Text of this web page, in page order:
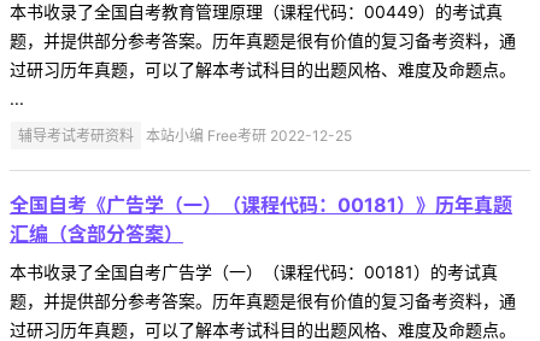
本书收录了全国自考教育管理原理（课程代码：00449）的考试真
题，并提供部分参考答案。历年真题是很有价值的复习备考资料，通
过研习历年真题，可以了解本考试科目的出题风格、难度及命题点。
...
辅导考试考研资料 本站小编 Free考研 2022-12-25
全国自考《广告学（一）（课程代码：00181）》历年真题
汇编（含部分答案）
本书收录了全国自考广告学（一）（课程代码：00181）的考试真
题，并提供部分参考答案。历年真题是很有价值的复习备考资料，通
过研习历年真题，可以了解本考试科目的出题风格、难度及命题点。